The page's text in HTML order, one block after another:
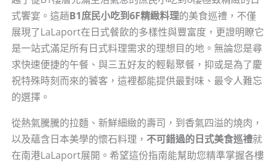
式饗宴。這趟B1庶民小吃到6F精緻料理的美食巡禮，不僅
展現了LaLaport在日式餐飲的多樣性與豐富度，更證明瞭它
是一站式滿足所有日式料理需求的理想目的地。無論您是尋
求快速便捷的午餐、與三五好友的輕鬆聚餐，抑或是為了慶
祝特殊時刻而來的饕客，這裡都能提供最對味、最令人難忘
的選擇。
從熱氣騰騰的拉麵、新鮮細緻的壽司，到香氣四溢的燒肉，
以及蘊含日本美學的懷石料理， 不可錯過的日式美食巡禮就
在南港LaLaport展開。希望這份指南能幫助您精準掌握各樓